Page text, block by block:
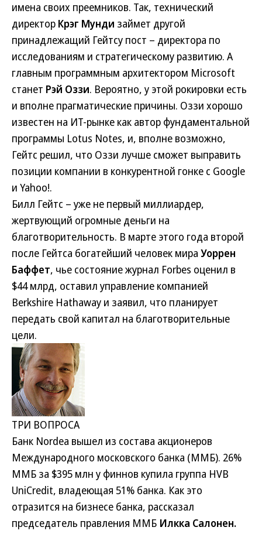
имена своих преемников. Так, технический
директор Крэг Мунди займет другой
принадлежащий Гейтсу пост – директора по
исследованиям и стратегическому развитию. А
главным программным архитектором Microsoft
станет Рэй Оззи. Вероятно, у этой рокировки есть
и вполне прагматические причины. Оззи хорошо
известен на ИТ-рынке как автор фундаментальной
программы Lotus Notes, и, вполне возможно,
Гейтс решил, что Оззи лучше сможет выправить
позиции компании в конкурентной гонке с Google
и Yahoo!.
Билл Гейтс – уже не первый миллиардер,
жертвующий огромные деньги на
благотворительность. В марте этого года второй
после Гейтса богатейший человек мира Уоррен
Баффет, чье состояние журнал Forbes оценил в
$44 млрд, оставил управление компанией
Berkshire Hathaway и заявил, что планирует
передать свой капитал на благотворительные
цели.
ТРИ ВОПРОСА
Банк Nordea вышел из состава акционеров
Международного московского банка (ММБ). 26%
ММБ за $395 млн у финнов купила группа HVB
UniCredit, владеющая 51% банка. Как это
отразится на бизнесе банка, рассказал
председатель правления ММБ Илкка Салонен.